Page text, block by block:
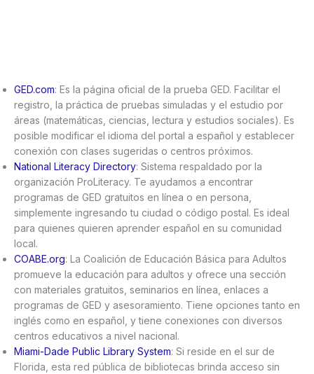
GED.com: Es la página oficial de la prueba GED. Facilitar el
registro, la práctica de pruebas simuladas y el estudio por
áreas (matemáticas, ciencias, lectura y estudios sociales). Es
posible modificar el idioma del portal a español y establecer
conexión con clases sugeridas o centros próximos.
National Literacy Directory: Sistema respaldado por la
organización ProLiteracy. Te ayudamos a encontrar
programas de GED gratuitos en línea o en persona,
simplemente ingresando tu ciudad o código postal. Es ideal
para quienes quieren aprender español en su comunidad
local.
COABE.org: La Coalición de Educación Básica para Adultos
promueve la educación para adultos y ofrece una sección
con materiales gratuitos, seminarios en línea, enlaces a
programas de GED y asesoramiento. Tiene opciones tanto en
inglés como en español, y tiene conexiones con diversos
centros educativos a nivel nacional.
Miami-Dade Public Library System: Si reside en el sur de
Florida, esta red pública de bibliotecas brinda acceso sin